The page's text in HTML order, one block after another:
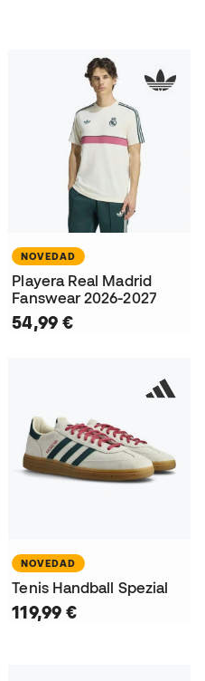
NOVEDAD
Playera Real Madrid
Fanswear 2026-2027
54,99 €
NOVEDAD
Tenis Handball Spezial
119,99 €